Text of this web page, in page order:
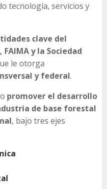
tecnología, servicios y
clave del
FAIMA y la Sociedad
le otorga
y federal.
promover el desarrollo
de base forestal
, bajo tres ejes